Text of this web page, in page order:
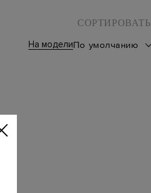
На модели
СОРТИРОВАТЬ
По умолчанию